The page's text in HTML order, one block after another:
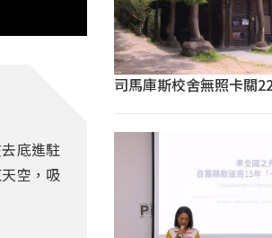
底進駐
空，吸
司馬庫斯校舍無照卡關